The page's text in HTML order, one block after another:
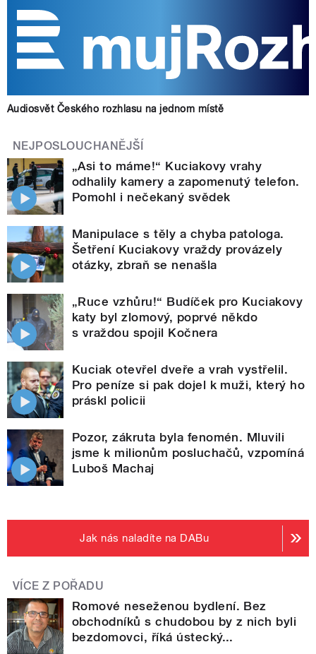
Audiosvět Českého rozhlasu na jednom místě
NEJPOSLOUCHANĚJŠÍ
„Asi to máme!“ Kuciakovy vrahy
odhalily kamery a zapomenutý telefon.
Pomohl i nečekaný svědek
Manipulace s těly a chyba patologa.
Šetření Kuciakovy vraždy provázely
otázky, zbraň se nenašla
„Ruce vzhůru!“ Budíček pro Kuciakovy
katy byl zlomový, poprvé někdo
s vraždou spojil Kočnera
Kuciak otevřel dveře a vrah vystřelil.
Pro peníze si pak dojel k muži, který ho
práskl policii
Pozor, zákruta byla fenomén. Mluvili
jsme k milionům posluchačů, vzpomíná
Luboš Machaj
Jak nás naladíte na DABu
VÍCE Z POŘADU
Romové neseženou bydlení. Bez
obchodníků s chudobou by z nich byli
bezdomovci, říká ústecký...